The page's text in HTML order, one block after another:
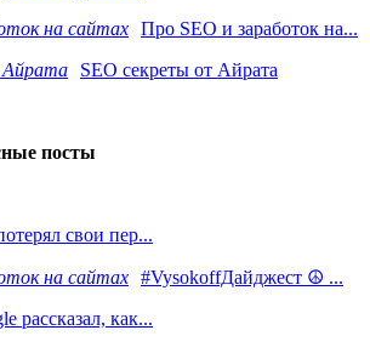
Про SEO и заработок на...
SEO секреты от Айрата
посты
свои пер...
#VysokoffДайджест ☮️ ...
рассказал, как...